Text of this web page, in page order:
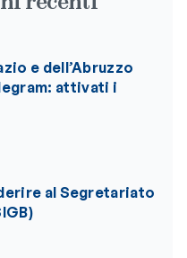
e dell’Abruzzo
attivati i
al Segretariato